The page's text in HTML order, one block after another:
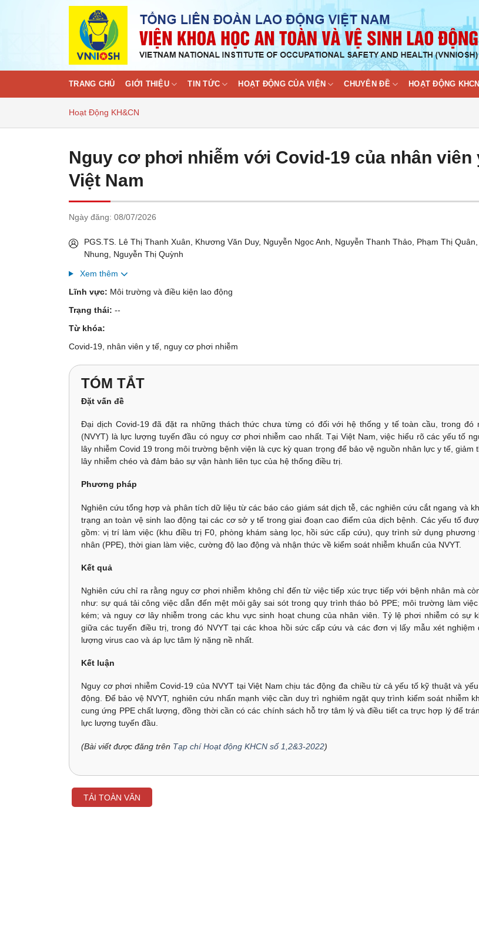
TRANG CHỦ GIỚI THIỆU TIN TỨC HOẠT ĐỘNG CỦA VIỆN CHUYÊN ĐỀ HOẠT ĐỘNG KHCN
Hoạt Động KH&CN
Nguy cơ phơi nhiễm với Covid-19 của nhân viên
Việt Nam
Ngày đăng: 08/07/2026
PGS.TS. Lê Thị Thanh Xuân, Khương Văn Duy, Nguyễn Ngọc Anh, Nguyễn Thanh Thảo, Phạm Thị
Nhung, Nguyễn Thị Quỳnh
Xem thêm
Lĩnh vực: Môi trường và điều kiện lao động
Trạng thái: --
Từ khóa:
Covid-19, nhân viên y tế, nguy cơ phơi nhiễm
TÓM TẮT
Đặt vấn đề
Đại dịch Covid-19 đã đặt ra những thách thức chưa từng có đối với hệ thống y tế toàn cầu, trong đó
(NVYT) là lực lượng tuyến đầu có nguy cơ phơi nhiễm cao nhất. Tại Việt Nam, việc hiểu rõ các yếu tố
lây nhiễm Covid 19 trong môi trường bệnh viện là cực kỳ quan trọng để bảo vệ nguồn nhân lực y tế, giảm
lây nhiễm chéo và đảm bảo sự vận hành liên tục của hệ thống điều trị.
Phương pháp
Nghiên cứu tổng hợp và phân tích dữ liệu từ các báo cáo giám sát dịch tễ, các nghiên cứu cắt ngang và
trạng an toàn vệ sinh lao động tại các cơ sở y tế trong giai đoạn cao điểm của dịch bệnh. Các yếu tố
gồm: vị trí làm việc (khu điều trị F0, phòng khám sàng lọc, hồi sức cấp cứu), quy trình sử dụng phương
nhân (PPE), thời gian làm việc, cường độ lao động và nhận thức về kiểm soát nhiễm khuẩn của NVYT.
Kết quả
Nghiên cứu chỉ ra rằng nguy cơ phơi nhiễm không chỉ đến từ việc tiếp xúc trực tiếp với bệnh nhân mà
như: sự quá tải công việc dẫn đến mệt mỏi gây sai sót trong quy trình tháo bỏ PPE; môi trường làm
kém; và nguy cơ lây nhiễm trong các khu vực sinh hoạt chung của nhân viên. Tỷ lệ phơi nhiễm có sự
giữa các tuyến điều trị, trong đó NVYT tại các khoa hồi sức cấp cứu và các đơn vị lấy mẫu xét nghiệm
lượng virus cao và áp lực tâm lý nặng nề nhất.
Kết luận
Nguy cơ phơi nhiễm Covid-19 của NVYT tại Việt Nam chịu tác động đa chiều từ cả yếu tố kỹ thuật và
động. Để bảo vệ NVYT, nghiên cứu nhấn mạnh việc cần duy trì nghiêm ngặt quy trình kiểm soát nhiễm
cung ứng PPE chất lượng, đồng thời cần có các chính sách hỗ trợ tâm lý và điều tiết ca trực hợp lý để
lực lượng tuyến đầu.
(Bài viết được đăng trên Tạp chí Hoạt động KHCN số 1,2&3-2022)
TẢI TOÀN VĂN